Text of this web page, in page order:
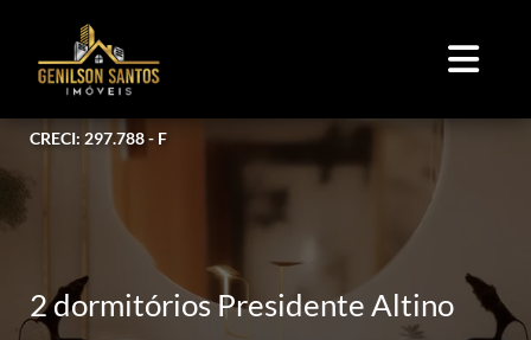
CRECI: 297.788 - F
2 dormitórios Presidente Altino